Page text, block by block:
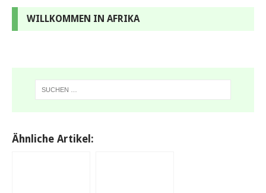
WILLKOMMEN IN AFRIKA
Ähnliche Artikel: